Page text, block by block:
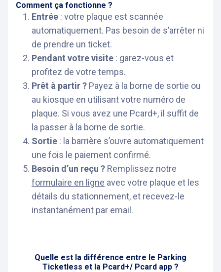
Comment ça fonctionne ?
Entrée : votre plaque est scannée
automatiquement. Pas besoin de s’arrêter ni
de prendre un ticket.
Pendant votre visite : garez-vous et
profitez de votre temps.
Prêt à partir ? Payez à la borne de sortie ou
au kiosque en utilisant votre numéro de
plaque. Si vous avez une Pcard+, il suffit de
la passer à la borne de sortie.
Sortie : la barrière s’ouvre automatiquement
une fois le paiement confirmé.
Besoin d’un reçu ? Remplissez notre
formulaire en ligne avec votre plaque et les
détails du stationnement, et recevez-le
instantanément par email.
Quelle est la différence entre le Parking
Ticketless et la Pcard+/ Pcard app ?